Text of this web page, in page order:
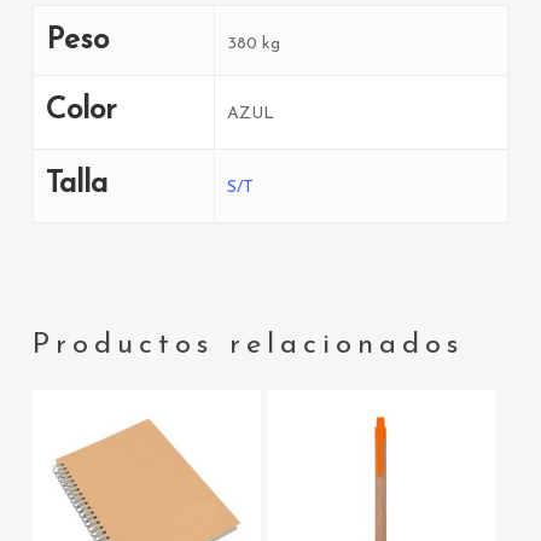
Peso 380 kg
Color AZUL
Talla S/T
Productos relacionados